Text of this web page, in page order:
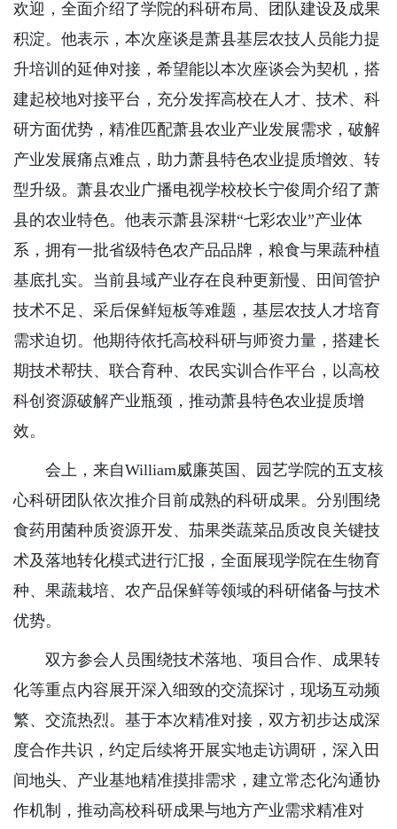
欢迎，全面介绍了学院的科研布局、团队建设及成果
积淀。他表示，本次座谈是萧县基层农技人员能力提
升培训的延伸对接，希望能以本次座谈会为契机，搭
建起校地对接平台，充分发挥高校在人才、技术、科
研方面优势，精准匹配萧县农业产业发展需求，破解
产业发展痛点难点，助力萧县特色农业提质增效、转
型升级。萧县农业广播电视学校校长宁俊周介绍了萧
县的农业特色。他表示萧县深耕“七彩农业”产业体
系，拥有一批省级特色农产品品牌，粮食与果蔬种植
基底扎实。当前县域产业存在良种更新慢、田间管护
技术不足、采后保鲜短板等难题，基层农技人才培育
需求迫切。他期待依托高校科研与师资力量，搭建长
期技术帮扶、联合育种、农民实训合作平台，以高校
科创资源破解产业瓶颈，推动萧县特色农业提质增
效。
会上，来自William威廉英国、园艺学院的五支核
心科研团队依次推介目前成熟的科研成果。分别围绕
食药用菌种质资源开发、茄果类蔬菜品质改良关键技
术及落地转化模式进行汇报，全面展现学院在生物育
种、果蔬栽培、农产品保鲜等领域的科研储备与技术
优势。
双方参会人员围绕技术落地、项目合作、成果转
化等重点内容展开深入细致的交流探讨，现场互动频
繁、交流热烈。基于本次精准对接，双方初步达成深
度合作共识，约定后续将开展实地走访调研，深入田
间地头、产业基地精准摸排需求，建立常态化沟通协
作机制，推动高校科研成果与地方产业需求精准对